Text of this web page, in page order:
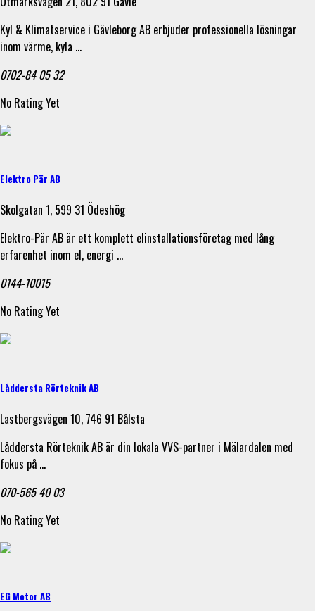
Kyl & Klimatservice i Gävleborg AB erbjuder professionella lösningar
inom värme, kyla …
0702-84 05 32
No Rating Yet
Elektro Pär AB
Skolgatan 1, 599 31 Ödeshög
Elektro-Pär AB är ett komplett elinstallationsföretag med lång
erfarenhet inom el, energi …
0144-10015
No Rating Yet
Låddersta Rörteknik AB
Lastbergsvägen 10, 746 91 Bålsta
Låddersta Rörteknik AB är din lokala VVS-partner i Mälardalen med
fokus på …
070-565 40 03
No Rating Yet
EG Motor AB